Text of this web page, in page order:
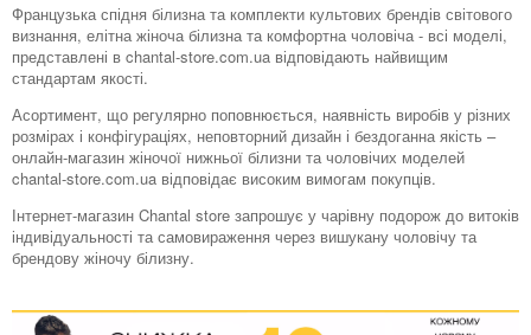
Французька спідня білизна та комплекти культових брендів світового
визнання, елітна жіноча білизна та комфортна чоловіча - всі моделі,
представлені в chantal-store.com.ua відповідають найвищим
стандартам якості.
Асортимент, що регулярно поповнюється, наявність виробів у різних
розмірах і конфігураціях, неповторний дизайн і бездоганна якість –
онлайн-магазин жіночої нижньої білизни та чоловічих моделей
chantal-store.com.ua відповідає високим вимогам покупців.
Інтернет-магазин Chantal store запрошує у чарівну подорож до витоків
індивідуальності та самовираження через вишукану чоловічу та
брендову жіночу білизну.